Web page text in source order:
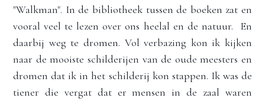
"Walkman". In de bibliotheek tussen de boeken zat en
vooral veel te lezen over ons heelal en de natuur.  En
daarbij weg te dromen. Vol verbazing kon ik kijken
naar de mooiste schilderijen van de oude meesters en
dromen dat ik in het schilderij kon stappen. Ik was de
tiener die vergat dat er mensen in de zaal waren